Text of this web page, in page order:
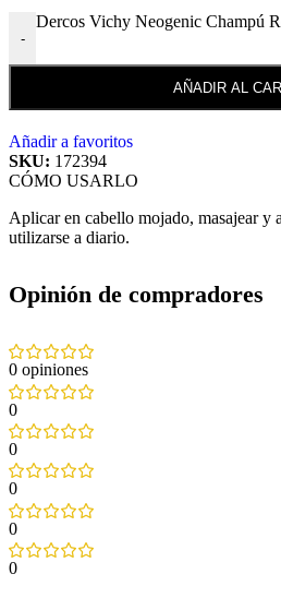
-
Dercos Vichy Neogenic Champú
AÑADIR AL
Añadir a favoritos
SKU: 172394
CÓMO USARLO
Aplicar en cabello mojado, masajear y
utilizarse a diario.
Opinión de compradores
0 opiniones
0
0
0
0
0